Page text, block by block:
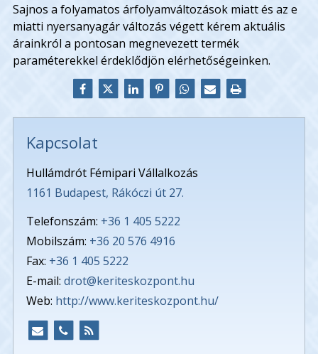
Sajnos a folyamatos árfolyamváltozások miatt és az e
miatti nyersanyagár változás végett kérem aktuális
árainkról a pontosan megnevezett termék
paraméterekkel érdeklődjön elérhetőségeinken.
Kapcsolat
Hullámdrót Fémipari Vállalkozás
1161 Budapest, Rákóczi út 27.
Telefonszám: +36 1 405 5222
Mobilszám: +36 20 576 4916
Fax: +36 1 405 5222
E-mail: drot@keriteskozpont.hu
Web: http://www.keriteskozpont.hu/